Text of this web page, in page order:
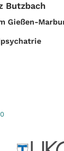
Butzbach
Gießen-